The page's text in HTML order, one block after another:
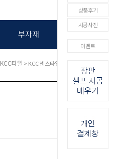
상품후기
시공사진
이벤트
부자재
KCC타일 > KCC 센스타일 트랜디 우드